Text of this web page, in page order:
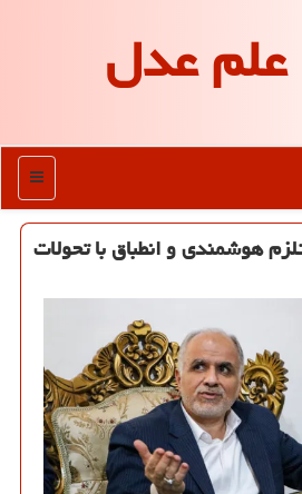
علم عدل
منو
هوشمندی و انطباق با تحولات